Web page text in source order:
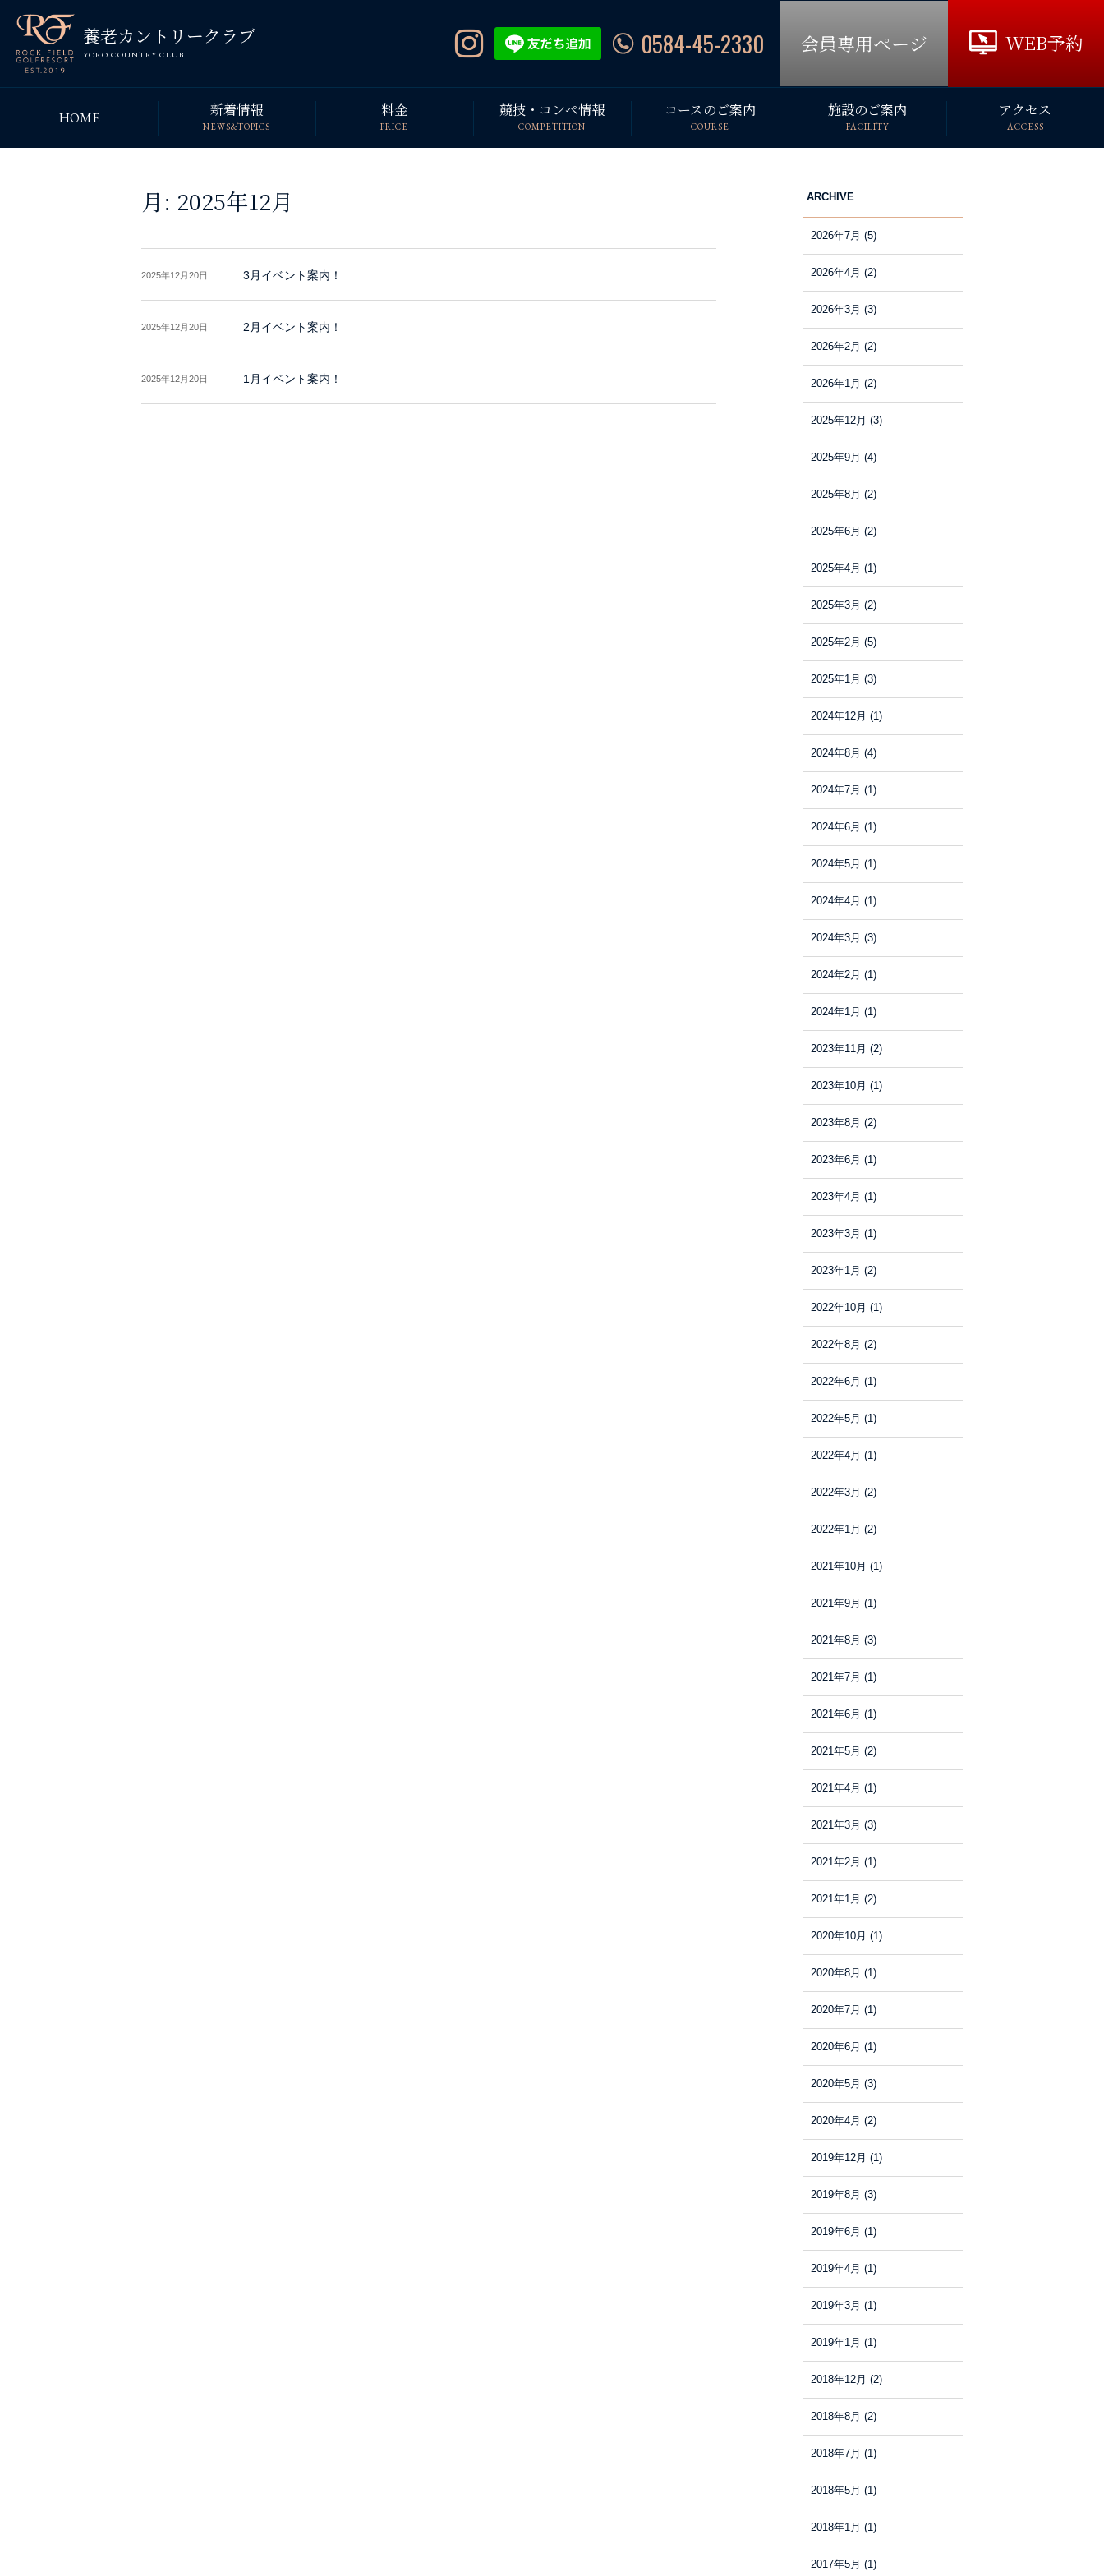
養老カントリークラブ
YORO COUNTRY CLUB 0584-45-2330 会員専用ページ WEB予約
HOME 新着情報
NEWS&TOPICS
料金
PRICE
競技・コンペ情報
COMPETITION
コースのご案内
COURSE
施設のご案内
FACILITY
アクセス
ACCESS
月: 2025年12月
2025年12月20日 3月イベント案内！
2025年12月20日 2月イベント案内！
2025年12月20日 1月イベント案内！
ARCHIVE
2026年7月 (5)
2026年4月 (2)
2026年3月 (3)
2026年2月 (2)
2026年1月 (2)
2025年12月 (3)
2025年9月 (4)
2025年8月 (2)
2025年6月 (2)
2025年4月 (1)
2025年3月 (2)
2025年2月 (5)
2025年1月 (3)
2024年12月 (1)
2024年8月 (4)
2024年7月 (1)
2024年6月 (1)
2024年5月 (1)
2024年4月 (1)
2024年3月 (3)
2024年2月 (1)
2024年1月 (1)
2023年11月 (2)
2023年10月 (1)
2023年8月 (2)
2023年6月 (1)
2023年4月 (1)
2023年3月 (1)
2023年1月 (2)
2022年10月 (1)
2022年8月 (2)
2022年6月 (1)
2022年5月 (1)
2022年4月 (1)
2022年3月 (2)
2022年1月 (2)
2021年10月 (1)
2021年9月 (1)
2021年8月 (3)
2021年7月 (1)
2021年6月 (1)
2021年5月 (2)
2021年4月 (1)
2021年3月 (3)
2021年2月 (1)
2021年1月 (2)
2020年10月 (1)
2020年8月 (1)
2020年7月 (1)
2020年6月 (1)
2020年5月 (3)
2020年4月 (2)
2019年12月 (1)
2019年8月 (3)
2019年6月 (1)
2019年4月 (1)
2019年3月 (1)
2019年1月 (1)
2018年12月 (2)
2018年8月 (2)
2018年7月 (1)
2018年5月 (1)
2018年1月 (1)
2017年5月 (1)